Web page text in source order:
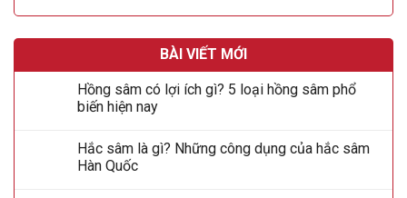
BÀI VIẾT MỚI
Hồng sâm có lợi ích gì? 5 loại hồng sâm phổ
biến hiện nay
Hắc sâm là gì? Những công dụng của hắc sâm
Hàn Quốc